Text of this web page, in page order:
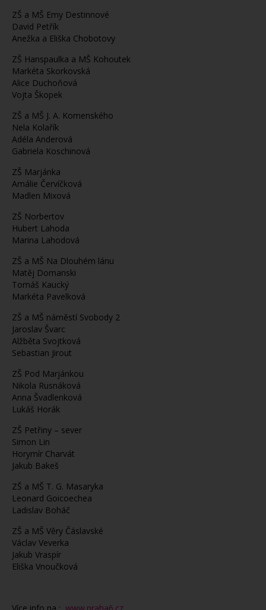
ZŠ a MŠ Emy Destinnové
David Petřík
Anežka a Eliška Chobotovy
ZŠ Hanspaulka a MŠ Kohoutek
Markéta Skorkovská
Alice Duchoňová
Vojta Škopek
ZŠ a MŠ J. A. Komenského
Nela Kolařík
Adéla Anderová
Gabriela Koschinová
ZŠ Marjánka
Amálie Červíčková
Madlen Mixová
ZŠ Norbertov
Hubert Lahoda
Marina Lahodová
ZŠ a MŠ Na Dlouhém lánu
Matěj Domanski
Tomáš Kaucký
Markéta Pavelková
ZŠ a MŠ náměstí Svobody 2
Jaroslav Švarc
Alžběta Svojtková
Sebastian Jirout
ZŠ Pod Marjánkou
Nikola Rusnáková
Anna Švadlenková
Lukáš Horák
ZŠ Petřiny – sever
Simon Lin
Horymír Charvát
Jakub Bakeš
ZŠ a MŠ T. G. Masaryka
Leonard Goicoechea
Ladislav Boháč
ZŠ a MŠ Věry Čáslavské
Václav Veverka
Jakub Vraspír
Eliška Vnoučková